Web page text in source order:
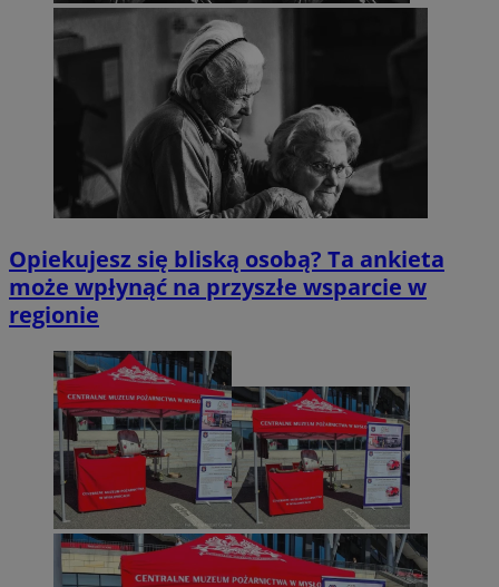
Opiekujesz się bliską osobą? Ta ankieta
może wpłynąć na przyszłe wsparcie w
regionie